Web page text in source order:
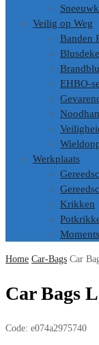
Veilig op Weg
Banden
EHBO-
Werkplaats
Krikken
Home Car-Bags Car
Car Bags
Code: e074a2975740